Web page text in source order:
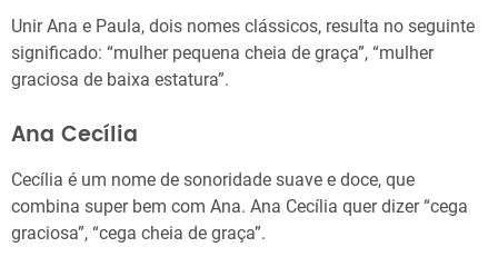
Unir Ana e Paula, dois nomes clássicos, resulta no seguinte
significado: “mulher pequena cheia de graça”, “mulher
graciosa de baixa estatura”.
Ana Cecília
Cecília é um nome de sonoridade suave e doce, que
combina super bem com Ana. Ana Cecília quer dizer “cega
graciosa”, “cega cheia de graça”.